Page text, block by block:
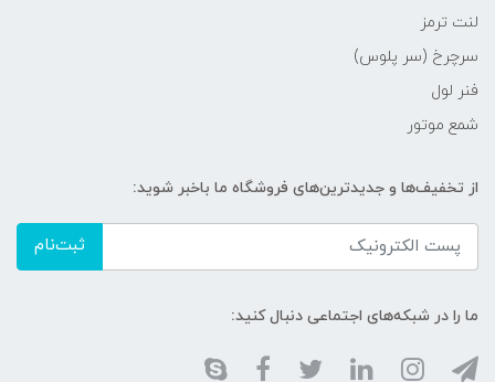
لنت ترمز
سرچرخ (سر پلوس)
فنر لول
شمع موتور
از تخفیف‌ها و جدیدترین‌های فروشگاه ما باخبر شوید:
ثبت‌نام
ما را در شبکه‌های اجتماعی دنبال کنید: